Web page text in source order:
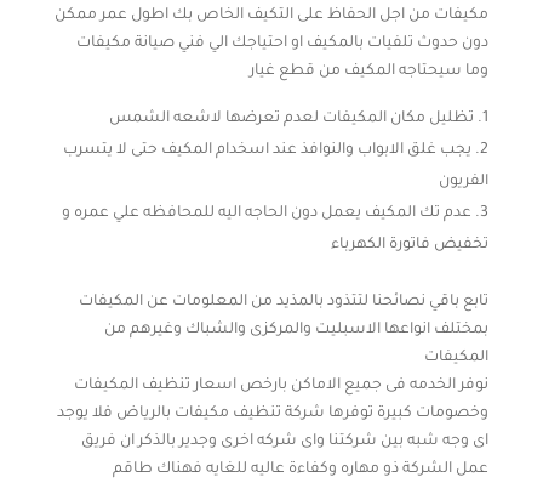
مكيفات من اجل الحفاظ على التكيف الخاص بك اطول عمر ممكن
دون حدوث تلفيات بالمكيف او احتياجك الي فني صيانة مكيفات
وما سيحتاجه المكيف من قطع غيار
تظليل مكان المكيفات لعدم تعرضها لاشعه الشمس
يجب غلق الابواب والنوافذ عند اسخدام المكيف حتى لا يتسرب
الفريون
عدم تك المكيف يعمل دون الحاجه اليه للمحافظه علي عمره و
تخفيض فاتورة الكهرباء
تابع باقي نصائحنا لتتذود بالمذيد من المعلومات عن المكيفات
بمختلف انواعها الاسبليت والمركزى والشباك وغيرهم من
المكيفات
نوفر الخدمه فى جميع الاماكن بارخص اسعار تنظيف المكيفات
وخصومات كبيرة توفرها شركة تنظيف مكيفات بالرياض فلا يوجد
اى وجه شبه بين شركتنا واى شركه اخرى وجدير بالذكر ان فريق
عمل الشركة ذو مهاره وكفاءة عاليه للغايه فهناك طاقم